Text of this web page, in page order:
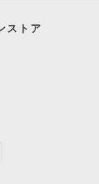
ストア